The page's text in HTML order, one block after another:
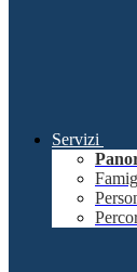
Servizi